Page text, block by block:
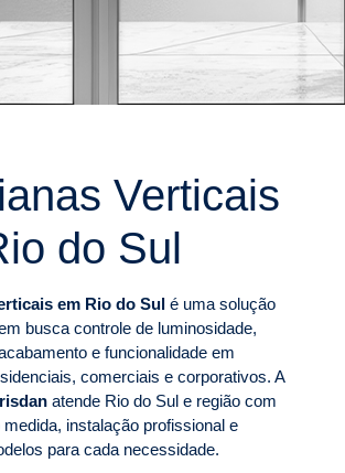
Verticais
do Sul
em Rio do Sul é uma solução
busca controle de luminosidade,
e funcionalidade em
comerciais e corporativos. A
atende Rio do Sul e região com
instalação profissional e
para cada necessidade.